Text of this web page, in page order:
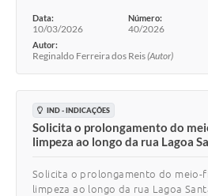
Data:
10/03/2026
Número:
40/2026
Autor:
Reginaldo Ferreira dos Reis(Autor)
IND - INDICAÇÕES
Solicita o prolongamento do
limpeza ao longo da rua Lagoa
Solicita o prolongamento do meio-
limpeza ao longo da rua Lagoa